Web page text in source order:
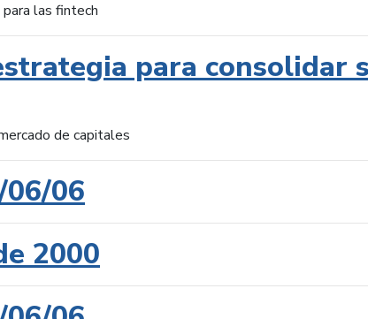
las fintech
para consolidar
de capitales
06/06
2000